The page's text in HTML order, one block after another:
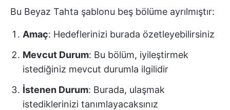
Bu Beyaz Tahta şablonu beş bölüme ayrılmıştır:
Amaç: Hedeflerinizi burada özetleyebilirsiniz
Mevcut Durum: Bu bölüm, iyileştirmek
istediğiniz mevcut durumla ilgilidir
İstenen Durum: Burada, ulaşmak
istediklerinizi tanımlayacaksınız